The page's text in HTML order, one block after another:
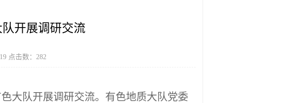
开展调研交流
点击数： 282
大队开展调研交流。有色地质大队党委